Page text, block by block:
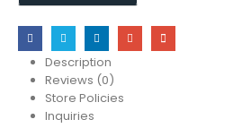
Description
Reviews (0)
Store Policies
Inquiries